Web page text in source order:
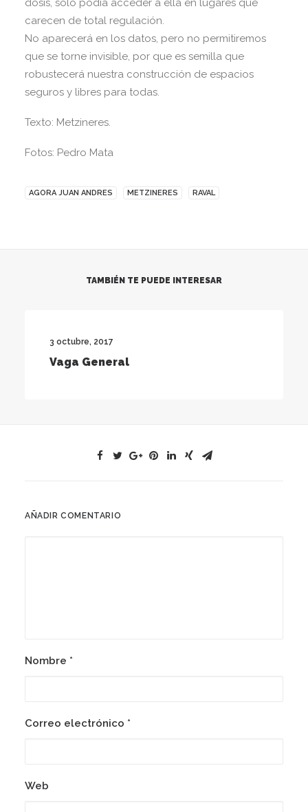
dosis, sólo podía acceder a ella en lugares que
carecen de total regulación.
No aparecerá en los datos, pero no permitiremos
que se torne invisible, por que es semilla que
robustecerá nuestra construcción de espacios
seguros y libres para todas.
Texto: Metzineres.
Fotos: Pedro Mata
AGORA JUAN ANDRES METZINERES RAVAL
TAMBIÉN TE PUEDE INTERESAR
3 octubre, 2017
Vaga General
AÑADIR COMENTARIO
Nombre *
Correo electrónico *
Web